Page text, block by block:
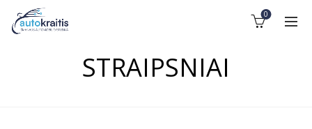
0
STRAIPSNIAI